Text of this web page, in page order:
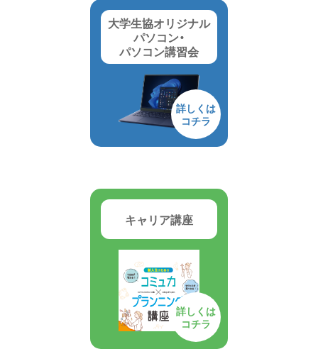
大学生協オリジナル
パソコン・
パソコン講習会
詳しくは
コチラ
キャリア講座
詳しくは
コチラ